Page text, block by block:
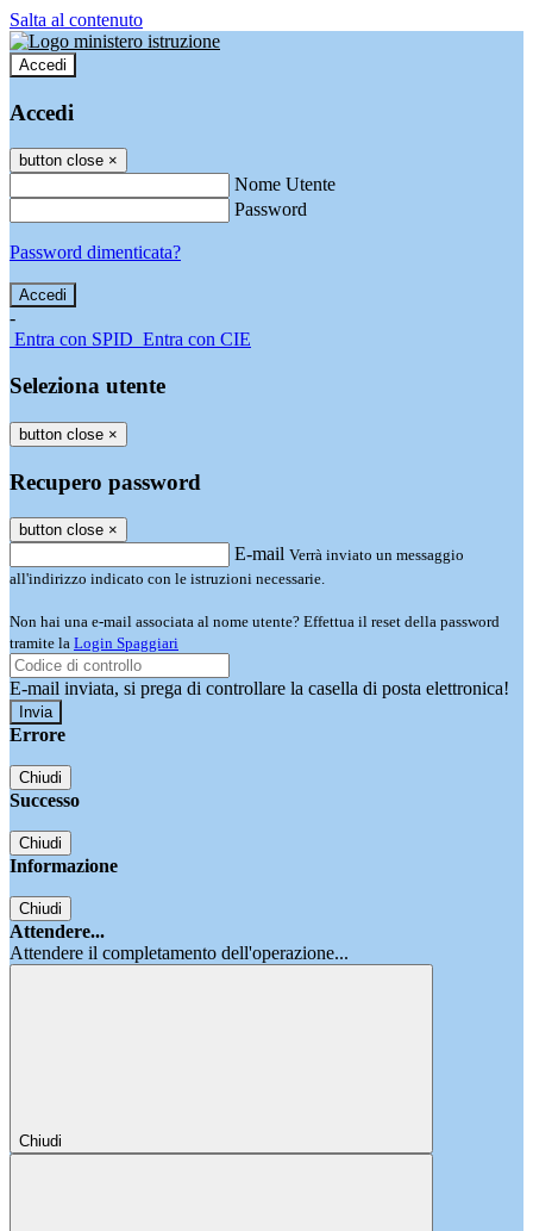
Salta al contenuto
Accedi
Accedi
button close ×
Nome Utente
Password
Password dimenticata?
-
Entra con SPID Entra con CIE
Seleziona utente
button close ×
Recupero password
button close ×
E-mail Verrà inviato un messaggio
all'indirizzo indicato con le istruzioni necessarie.
Non hai una e-mail associata al nome utente? Effettua il reset della password
tramite la Login Spaggiari
E-mail inviata, si prega di controllare la casella di posta elettronica!
Errore
Chiudi
Successo
Chiudi
Informazione
Chiudi
Attendere...
Attendere il completamento dell'operazione...
Chiudi